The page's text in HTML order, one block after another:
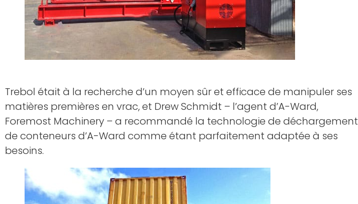
Trebol était à la recherche d’un moyen sûr et efficace de manipuler ses
matières premières en vrac, et Drew Schmidt – l’agent d’A-Ward,
Foremost Machinery – a recommandé la technologie de déchargement
de conteneurs d’A-Ward comme étant parfaitement adaptée à ses
besoins.